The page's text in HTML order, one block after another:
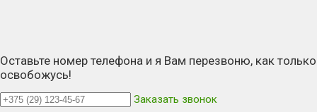
Оставьте номер телефона и я Вам перезвоню, как только
освобожусь!
Заказать звонок